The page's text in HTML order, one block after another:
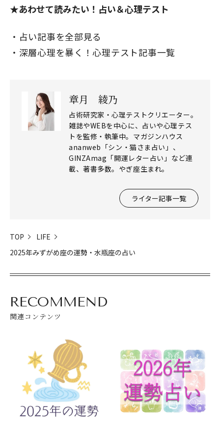
★あわせて読みたい！占い＆心理テスト
占い記事を全部見る
深層心理を暴く！心理テスト記事一覧
章月 綾乃
占術研究家・心理テストクリエーター。
雑誌やWEBを中心に、占いや心理テス
トを監修・執筆中。マガジンハウス
ananweb「シン・猫さま占い」、
GINZAmag「開運レター占い」など連
載、著書多数。やぎ座生まれ。
ライター記事一覧
TOP
LIFE
2025年みずがめ座の運勢・水瓶座の占い
RECOMMEND
関連コンテンツ
閉じる